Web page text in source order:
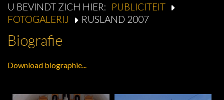
U BEVINDT ZICH HIER:
PUBLICITEIT
FOTOGALERIJ
RUSLAND 2007
Biografie
Download biographie...